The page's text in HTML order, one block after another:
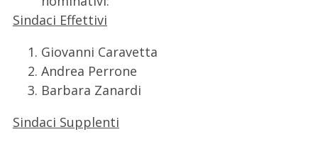
Sindaci Effettivi
Giovanni Caravetta
Andrea Perrone
Barbara Zanardi
Sindaci Supplenti